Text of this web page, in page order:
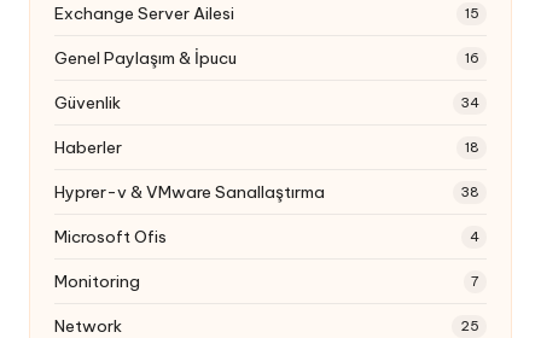
Exchange Server Ailesi 15
Genel Paylaşım & İpucu 16
Güvenlik 34
Haberler 18
Hyprer-v & VMware Sanallaştırma 38
Microsoft Ofis 4
Monitoring 7
Network 25